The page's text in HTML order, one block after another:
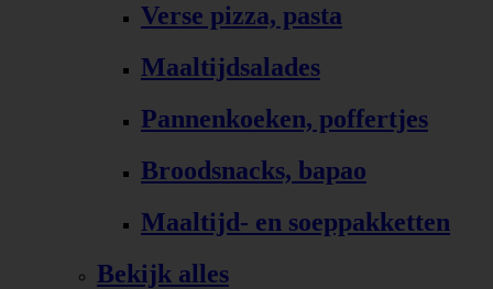
Verse pizza, pasta
Maaltijdsalades
Pannenkoeken, poffertjes
Broodsnacks, bapao
Maaltijd- en soeppakketten
Bekijk alles